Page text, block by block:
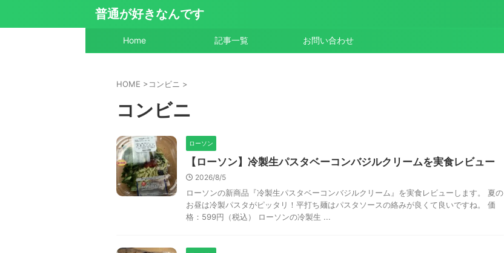
普通が好きなんです
Home 記事一覧 お問い合わせ
HOME >コンビニ >
コンビニ
ローソン
【ローソン】冷製生パスタベーコンバジルクリームを実食レビュー
2026/8/5
ローソンの新商品『冷製生パスタベーコンバジルクリーム』を実食レビューします。 夏の
お昼は冷製パスタがピッタリ！平打ち麺はパスタソースの絡みが良くて良いですね。 価
格：599円（税込） ローソンの冷製生 ...